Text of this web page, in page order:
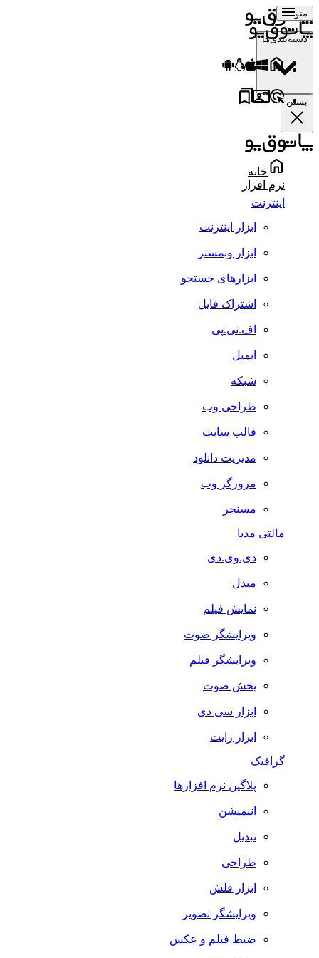
منو
دسته‌بندی‌ها
بستن
خانه
نرم افزار
اینترنت
ابزار اینترنت
ابزار وبمستر
ابزارهای جستجو
اشتراک فایل
اف.تی.پی
ایمیل
شبکه
طراحی وب
قالب سایت
مدیریت دانلود
مرورگر وب
مسنجر
مالتی مدیا
دی.وی.دی
مبدل
نمایش فیلم
ویرایشگر صوت
ویرایشگر فیلم
پخش صوت
ابزار سی دی
ابزار رایت
گرافیک
پلاگین نرم افزارها
انیمیشن
تبدیل
طراحی
ابزار فلش
ویرایشگر تصویر
ضبط فيلم و عكس